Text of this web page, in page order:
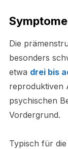
Die
besonders
etwa drei bis
reproduktiven
psychischen
Vordergrund.
Typisch für